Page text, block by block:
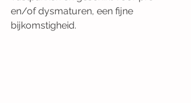
en/of dysmaturen, een fijne
bijkomstigheid.